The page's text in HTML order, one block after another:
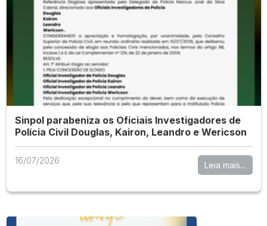
Sinpol parabeniza os Oficiais Investigadores de
Polícia Civil Douglas, Kairon, Leandro e Wericson
16/07/2026 Leia mais...